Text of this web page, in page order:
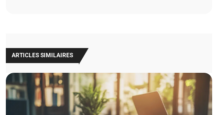
ARTICLES SIMILAIRES